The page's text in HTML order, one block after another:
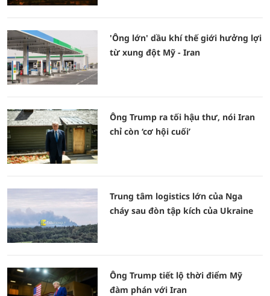
'Ông lớn' dầu khí thế giới hưởng lợi
từ xung đột Mỹ - Iran
Ông Trump ra tối hậu thư, nói Iran
chỉ còn ‘cơ hội cuối’
Trung tâm logistics lớn của Nga
cháy sau đòn tập kích của Ukraine
Ông Trump tiết lộ thời điểm Mỹ
đàm phán với Iran